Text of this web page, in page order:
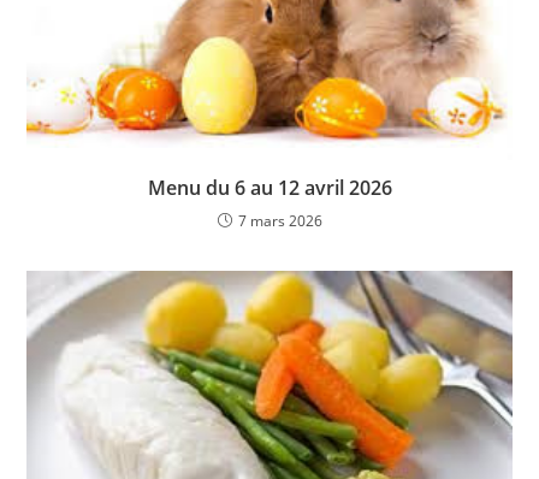
Menu du 6 au 12 avril 2026
7 mars 2026